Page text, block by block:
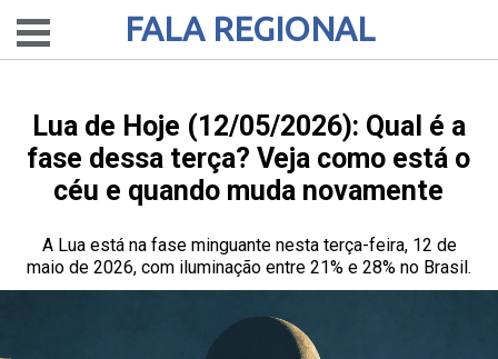
FALA REGIONAL
Lua de Hoje (12/05/2026): Qual é a
fase dessa terça? Veja como está o
céu e quando muda novamente
A Lua está na fase minguante nesta terça-feira, 12 de
maio de 2026, com iluminação entre 21% e 28% no Brasil.